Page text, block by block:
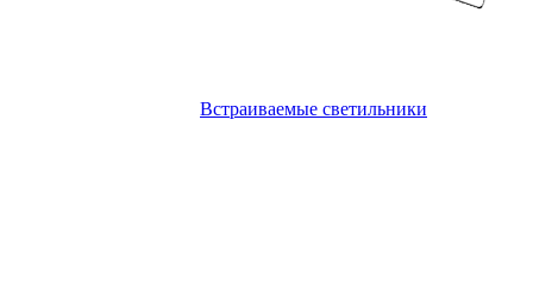
Встраиваемые светильники